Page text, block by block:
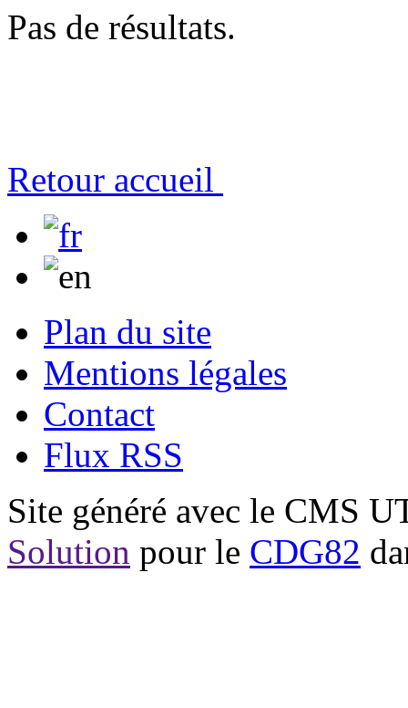
Pas de résultats.
Retour accueil
Plan du site
Mentions légales
Contact
Flux RSS
Site généré avec le CMS
Solution pour le CDG82